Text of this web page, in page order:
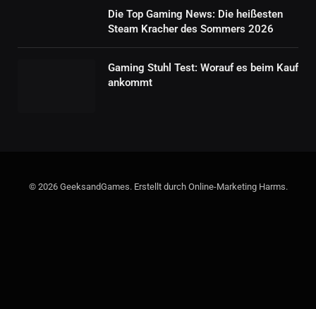
Die Top Gaming News: Die heißesten
Steam Kracher des Sommers 2026
Gaming Stuhl Test: Worauf es beim Kauf
ankommt
© 2026 GeeksandGames. Erstellt durch Online-Marketing Harms.